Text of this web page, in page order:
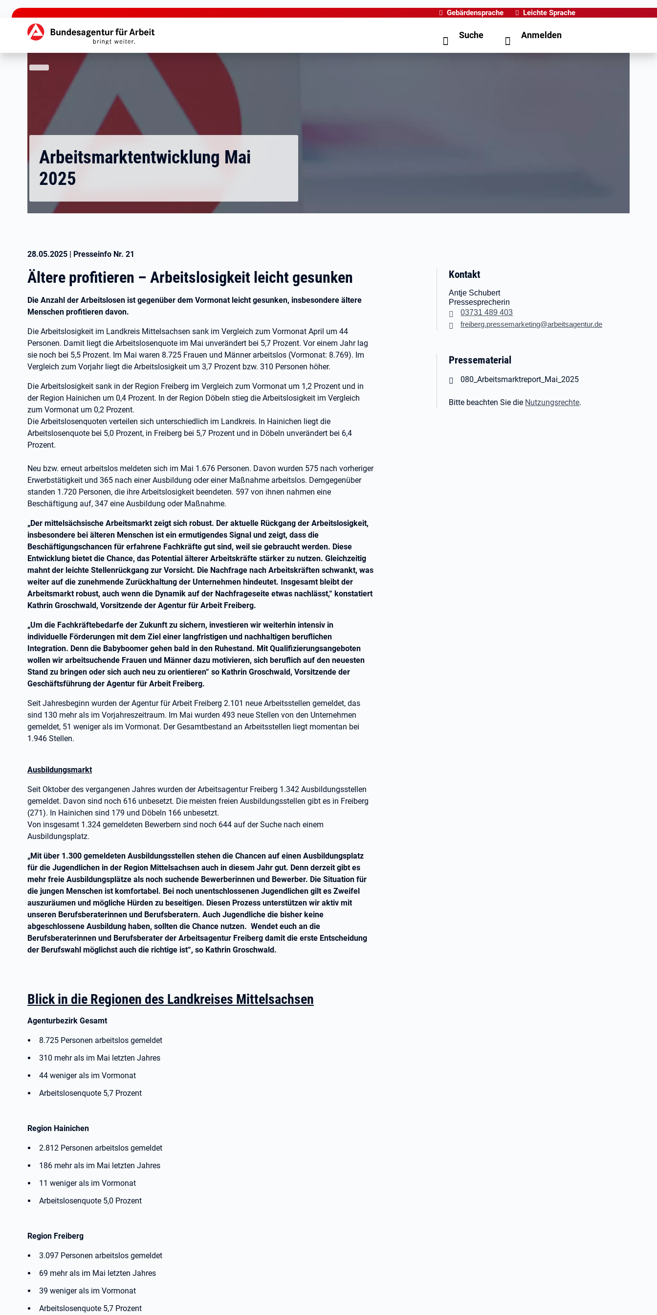
zu den Hauptinhalten springen
Gebärdensprache Leichte Sprache
Hauptnavigation Suche Anmelden
Arbeitsmarktentwicklung Mai
2025
28.05.2025 | Presseinfo Nr. 21
Ältere profitieren – Arbeitslosigkeit leicht gesunken
Die Anzahl der Arbeitslosen ist gegenüber dem Vormonat leicht gesunken, insbesondere ältere
Menschen profitieren davon.
Die Arbeitslosigkeit im Landkreis Mittelsachsen sank im Vergleich zum Vormonat April um 44
Personen. Damit liegt die Arbeitslosenquote im Mai unverändert bei 5,7 Prozent. Vor einem Jahr lag
sie noch bei 5,5 Prozent. Im Mai waren 8.725 Frauen und Männer arbeitslos (Vormonat: 8.769). Im
Vergleich zum Vorjahr liegt die Arbeitslosigkeit um 3,7 Prozent bzw. 310 Personen höher.
Die Arbeitslosigkeit sank in der Region Freiberg im Vergleich zum Vormonat um 1,2 Prozent und in
der Region Hainichen um 0,4 Prozent. In der Region Döbeln stieg die Arbeitslosigkeit im Vergleich
zum Vormonat um 0,2 Prozent.
Die Arbeitslosenquoten verteilen sich unterschiedlich im Landkreis. In Hainichen liegt die
Arbeitslosenquote bei 5,0 Prozent, in Freiberg bei 5,7 Prozent und in Döbeln unverändert bei 6,4
Prozent.
Neu bzw. erneut arbeitslos meldeten sich im Mai 1.676 Personen. Davon wurden 575 nach vorheriger
Erwerbstätigkeit und 365 nach einer Ausbildung oder einer Maßnahme arbeitslos. Demgegenüber
standen 1.720 Personen, die ihre Arbeitslosigkeit beendeten. 597 von ihnen nahmen eine
Beschäftigung auf, 347 eine Ausbildung oder Maßnahme.
„Der mittelsächsische Arbeitsmarkt zeigt sich robust. Der aktuelle Rückgang der Arbeitslosigkeit,
insbesondere bei älteren Menschen ist ein ermutigendes Signal und zeigt, dass die
Beschäftigungschancen für erfahrene Fachkräfte gut sind, weil sie gebraucht werden. Diese
Entwicklung bietet die Chance, das Potential älterer Arbeitskräfte stärker zu nutzen. Gleichzeitig
mahnt der leichte Stellenrückgang zur Vorsicht. Die Nachfrage nach Arbeitskräften schwankt, was
weiter auf die zunehmende Zurückhaltung der Unternehmen hindeutet. Insgesamt bleibt der
Arbeitsmarkt robust, auch wenn die Dynamik auf der Nachfrageseite etwas nachlässt,“ konstatiert
Kathrin Groschwald, Vorsitzende der Agentur für Arbeit Freiberg.
„Um die Fachkräftebedarfe der Zukunft zu sichern, investieren wir weiterhin intensiv in
individuelle Förderungen mit dem Ziel einer langfristigen und nachhaltigen beruflichen
Integration. Denn die Babyboomer gehen bald in den Ruhestand. Mit Qualifizierungsangeboten
wollen wir arbeitsuchende Frauen und Männer dazu motivieren, sich beruflich auf den neuesten
Stand zu bringen oder sich auch neu zu orientieren“ so Kathrin Groschwald, Vorsitzende der
Geschäftsführung der Agentur für Arbeit Freiberg.
Seit Jahresbeginn wurden der Agentur für Arbeit Freiberg 2.101 neue Arbeitsstellen gemeldet, das
sind 130 mehr als im Vorjahreszeitraum. Im Mai wurden 493 neue Stellen von den Unternehmen
gemeldet, 51 weniger als im Vormonat. Der Gesamtbestand an Arbeitsstellen liegt momentan bei
1.946 Stellen.
Ausbildungsmarkt
Seit Oktober des vergangenen Jahres wurden der Arbeitsagentur Freiberg 1.342 Ausbildungsstellen
gemeldet. Davon sind noch 616 unbesetzt. Die meisten freien Ausbildungsstellen gibt es in Freiberg
(271). In Hainichen sind 179 und Döbeln 166 unbesetzt.
Von insgesamt 1.324 gemeldeten Bewerbern sind noch 644 auf der Suche nach einem
Ausbildungsplatz.
„Mit über 1.300 gemeldeten Ausbildungsstellen stehen die Chancen auf einen Ausbildungsplatz
für die Jugendlichen in der Region Mittelsachsen auch in diesem Jahr gut. Denn derzeit gibt es
mehr freie Ausbildungsplätze als noch suchende Bewerberinnen und Bewerber. Die Situation für
die jungen Menschen ist komfortabel. Bei noch unentschlossenen Jugendlichen gilt es Zweifel
auszuräumen und mögliche Hürden zu beseitigen. Diesen Prozess unterstützen wir aktiv mit
unseren Berufsberaterinnen und Berufsberatern. Auch Jugendliche die bisher keine
abgeschlossene Ausbildung haben, sollten die Chance nutzen. Wendet euch an die
Berufsberaterinnen und Berufsberater der Arbeitsagentur Freiberg damit die erste Entscheidung
der Berufswahl möglichst auch die richtige ist“, so Kathrin Groschwald.
Blick in die Regionen des Landkreises Mittelsachsen
Agenturbezirk Gesamt
8.725 Personen arbeitslos gemeldet
310 mehr als im Mai letzten Jahres
44 weniger als im Vormonat
Arbeitslosenquote 5,7 Prozent
Region Hainichen
2.812 Personen arbeitslos gemeldet
186 mehr als im Mai letzten Jahres
11 weniger als im Vormonat
Arbeitslosenquote 5,0 Prozent
Region Freiberg
3.097 Personen arbeitslos gemeldet
69 mehr als im Mai letzten Jahres
39 weniger als im Vormonat
Arbeitslosenquote 5,7 Prozent
Kontakt
Antje Schubert
Pressesprecherin
03731 489 403
freiberg.pressemarketing@arbeitsagentur.de
Pressematerial
Öffnet in neuem Tab
080_Arbeitsmarktreport_Mai_2025
Bitte beachten Sie die Nutzungsrechte.